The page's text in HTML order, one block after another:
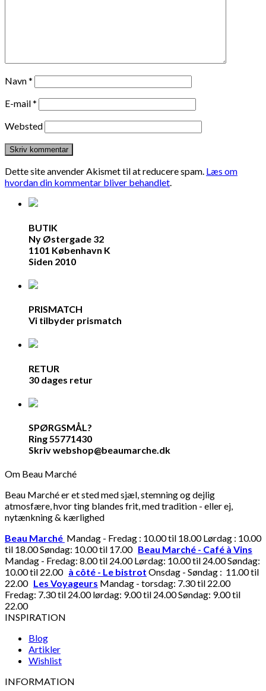
Navn*
E-mail*
Websted
Dette site anvender Akismet til at reducere spam. Læs om
hvordan din kommentar bliver behandlet.
BUTIK
Ny Østergade 32
1101 København K
Siden 2010
PRISMATCH
Vi tilbyder prismatch
RETUR
30 dages retur
SPØRGSMÅL?
Ring 55771430
Skriv webshop@beaumarche.dk
Om Beau Marché
Beau Marché er et sted med sjæl, stemning og dejlig
atmosfære, hvor ting blandes frit, med tradition - eller ej,
nytænkning & kærlighed
Beau Marché Mandag - Fredag : 10.00 til 18.00 Lørdag : 10.00
til 18.00 Søndag: 10.00 til 17.00 Beau Marché - Café à Vins
Mandag - Fredag: 8.00 til 24.00 Lørdag: 10.00 til 24.00 Søndag:
10.00 til 22.00 à côté - Le bistrot Onsdag - Søndag : 11.00 til
22.00 Les Voyageurs Mandag - torsdag: 7.30 til 22.00
Fredag: 7.30 til 24.00 lørdag: 9.00 til 24.00 Søndag: 9.00 til
22.00
INSPIRATION
Blog
Artikler
Wishlist
INFORMATION